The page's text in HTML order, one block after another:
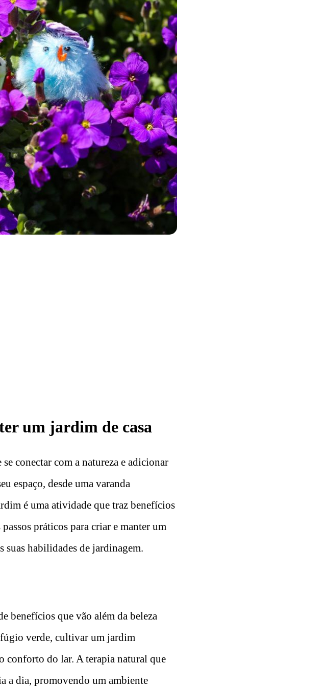
um jardim de casa
conectar com a natureza e adicionar
espaço, desde uma varanda
é uma atividade que traz benefícios
práticos para criar e manter um
suas habilidades de jardinagem.
benefícios que vão além da beleza
verde, cultivar um jardim
conforto do lar. A terapia natural que
a dia, promovendo um ambiente